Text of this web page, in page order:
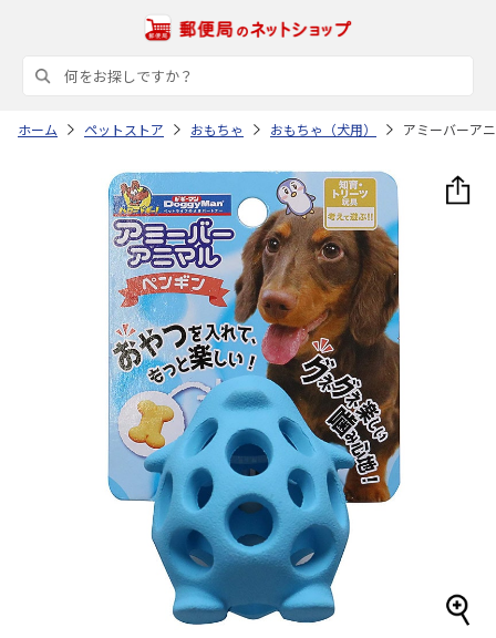
ホーム ペットストア おもちゃ おもちゃ（犬用） アミーバーア